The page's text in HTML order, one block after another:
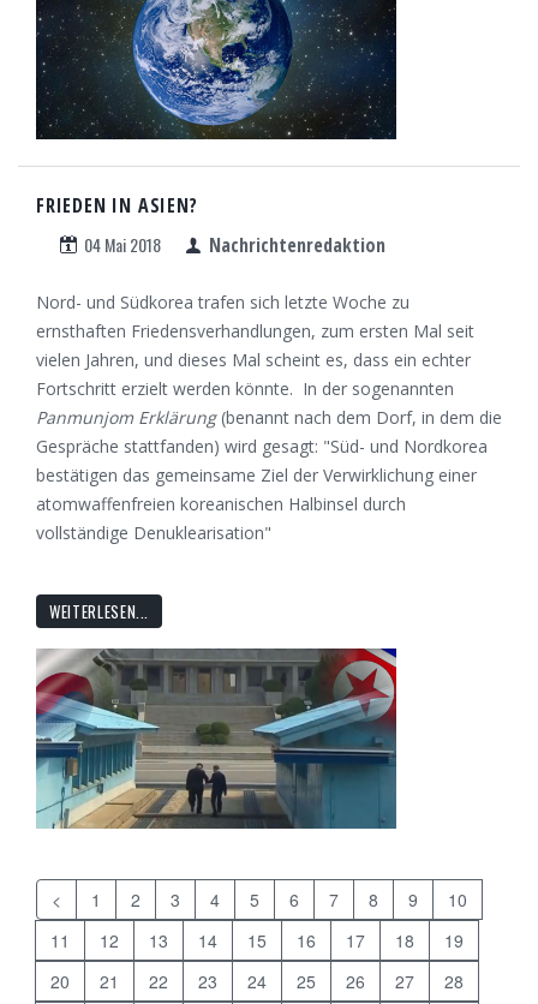
FRIEDEN IN ASIEN?
04 Mai 2018 Nachrichtenredaktion
Nord- und Südkorea trafen sich letzte Woche zu
ernsthaften Friedensverhandlungen, zum ersten Mal seit
vielen Jahren, und dieses Mal scheint es, dass ein echter
Fortschritt erzielt werden könnte. In der sogenannten
Panmunjom Erklärung(benannt nach dem Dorf, in dem die
Gespräche stattfanden) wird gesagt: "Süd- und Nordkorea
bestätigen das gemeinsame Ziel der Verwirklichung einer
atomwaffenfreien koreanischen Halbinsel durch
vollständige Denuklearisation"
WEITERLESEN...
< 1 2 3 4 5 6 7 8 9
10
11
12 13 14 15 16 17 18
19
20
21 22 23 24 25 26 27
28